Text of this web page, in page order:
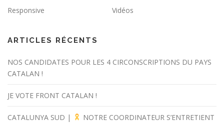
Responsive
Vidéos
ARTICLES RÉCENTS
NOS CANDIDATES POUR LES 4 CIRCONSCRIPTIONS DU PAYS
CATALAN !
JE VOTE FRONT CATALAN !
CATALUNYA SUD |
NOTRE COORDINATEUR S’ENTRETIENT